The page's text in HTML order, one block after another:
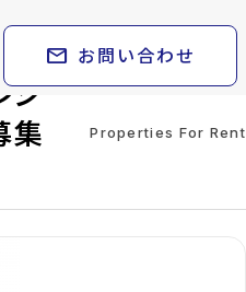
keyboard_arrow_right
keyboard_arrow_right
mail お問い合わせ
ジ
集
Properties For Rent